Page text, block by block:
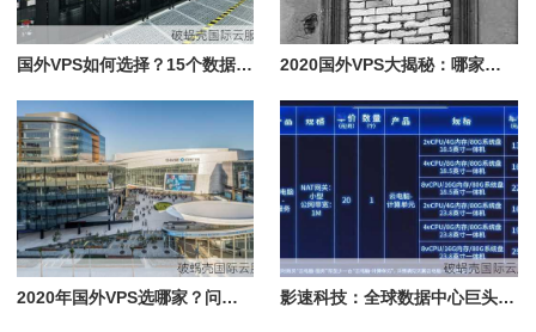
国外VPS如何选择？15个数据中心大比拼 2020国外VPS大揭秘：哪家最适合你？
2020年国外VPS选哪家？问答揭秘，教你如何挑选最适合自己的VPS 影速科技：全球数据中心巨头，年付83折优惠码大揭秘